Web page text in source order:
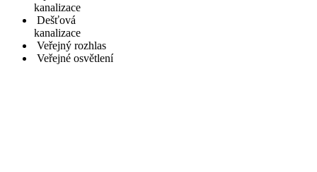
kanalizace
Dešťová
kanalizace
Veřejný rozhlas
Veřejné osvětlení